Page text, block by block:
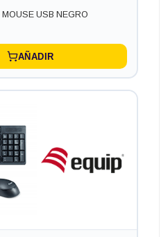
USB NEGRO
AÑADIR